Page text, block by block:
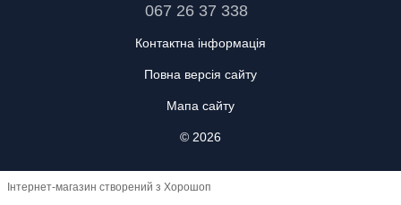
067 26 37 338
Контактна інформація
Повна версія сайту
Мапа сайту
© 2026
Інтернет-магазин створений з Хорошоп